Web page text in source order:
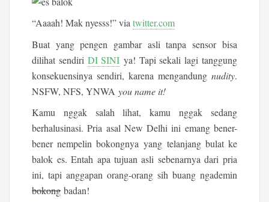
“Aaaah! Mak nyesss!” viatwitter.com
Buat yang pengen gambar asli tanpa sensor bisa
dilihat sendiri DI SINI ya! Tapi sekali lagi tanggung
konsekuensinya sendiri, karena mengandung nudity.
NSFW, NFS, YNWAyou name it!
Kamu nggak salah lihat, kamu nggak sedang
berhalusinasi. Pria asal New Delhi ini emang bener-
bener nempelin bokongnya yang telanjang bulat ke
balok es. Entah apa tujuan asli sebenarnya dari pria
ini, tapi anggapan orang-orang sih buang ngademin
bokongbadan!